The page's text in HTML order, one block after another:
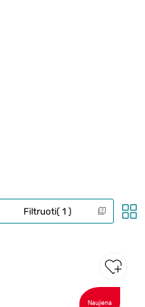
Filtruoti 1
Naujiena